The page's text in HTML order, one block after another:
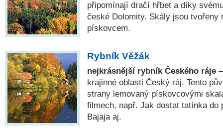
připomínají dračí hřbet a díky
české Dolomity. Skály jsou
pískovcem.
Rybník Věžák
nejkrásnější rybník Českého ráje
krajinné oblasti Český ráj. Tento
strany lemovaný pískovcovými
filmech, např. Jak dostat tatínka do
Bajaja aj.